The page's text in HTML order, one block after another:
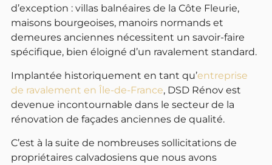
d’exception : villas balnéaires de la Côte Fleurie,
maisons bourgeoises, manoirs normands et
demeures anciennes nécessitent un savoir-faire
spécifique, bien éloigné d’un ravalement standard.
Implantée historiquement en tant qu’entreprise
de ravalement en Île-de-France, DSD Rénov est
devenue incontournable dans le secteur de la
rénovation de façades anciennes de qualité.
C’est à la suite de nombreuses sollicitations de
propriétaires calvadosiens que nous avons